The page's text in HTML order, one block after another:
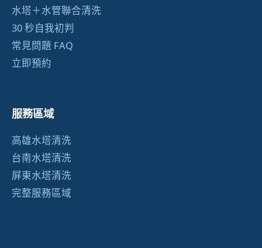
水塔＋水管聯合清洗
30 秒自我初判
常見問題 FAQ
立即預約
服務區域
高雄水塔清洗
台南水塔清洗
屏東水塔清洗
完整服務區域